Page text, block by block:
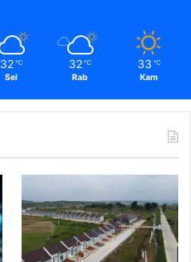
32 ℃
Sel
32 ℃
Rab
33 ℃
Kam